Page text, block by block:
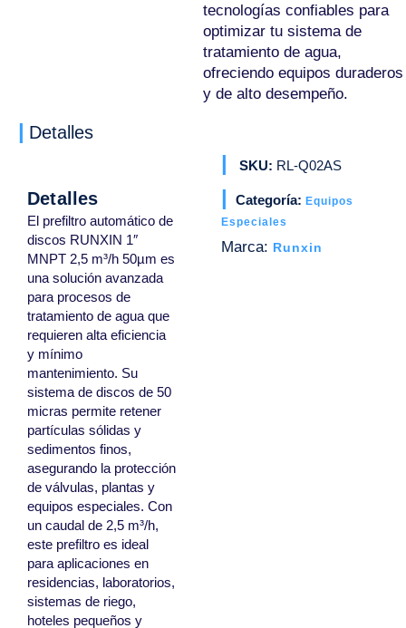
tecnologías confiables para
optimizar tu sistema de
tratamiento de agua,
ofreciendo equipos duraderos
y de alto desempeño.
Detalles
Detalles
El prefiltro automático de
discos RUNXIN 1″
MNPT 2,5 m³/h 50µm es
una solución avanzada
para procesos de
tratamiento de agua que
requieren alta eficiencia
y mínimo
mantenimiento. Su
sistema de discos de 50
micras permite retener
partículas sólidas y
sedimentos finos,
asegurando la protección
de válvulas, plantas y
equipos especiales. Con
un caudal de 2,5 m³/h,
este prefiltro es ideal
para aplicaciones en
residencias, laboratorios,
sistemas de riego,
hoteles pequeños y
SKU: RL-Q02AS
Categoría: Equipos
Especiales
Marca: Runxin